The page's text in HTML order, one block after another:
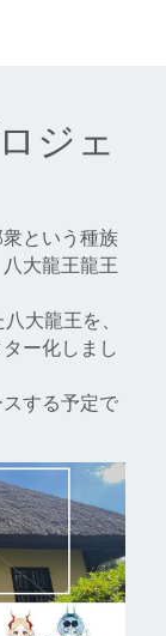
ジェ
という種族
大龍王龍王
ー化しまし
する予定で